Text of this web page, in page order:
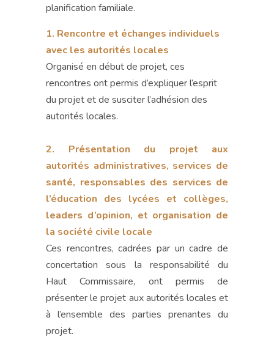
planification familiale.
1. Rencontre et échanges individuels
avec les autorités locales
Organisé en début de projet, ces
rencontres ont permis d’expliquer l’esprit
du projet et de susciter l’adhésion des
autorités locales.
2. Présentation du projet aux
autorités administratives, services de
santé, responsables des services de
l’éducation des lycées et collèges,
leaders d’opinion, et organisation de
la société civile locale
Ces rencontres, cadrées par un cadre de
concertation sous la responsabilité du
Haut Commissaire, ont permis de
présenter le projet aux autorités locales et
à l’ensemble des parties prenantes du
projet.